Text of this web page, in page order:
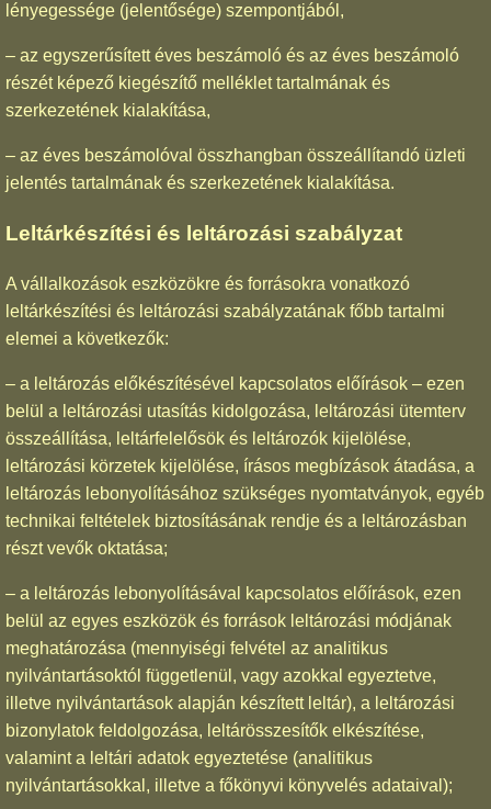
lényegessége (jelentősége) szempontjából,
– az egyszerűsített éves beszámoló és az éves beszámoló
részét képező kiegészítő melléklet tartalmának és
szerkezetének kialakítása,
– az éves beszámolóval összhangban összeállítandó üzleti
jelentés tartalmának és szerkezetének kialakítása.
Leltárkészítési és leltározási szabályzat
A vállalkozások eszközökre és forrásokra vonatkozó
leltárkészítési és leltározási szabályzatának főbb tartalmi
elemei a következők:
– a leltározás előkészítésével kapcsolatos előírások – ezen
belül a leltározási utasítás kidolgozása, leltározási ütemterv
összeállítása, leltárfelelősök és leltározók kijelölése,
leltározási körzetek kijelölése, írásos megbízások átadása, a
leltározás lebonyolításához szükséges nyomtatványok, egyéb
technikai feltételek biztosításának rendje és a leltározásban
részt vevők oktatása;
– a leltározás lebonyolításával kapcsolatos előírások, ezen
belül az egyes eszközök és források leltározási módjának
meghatározása (mennyiségi felvétel az analitikus
nyilvántartásoktól függetlenül, vagy azokkal egyeztetve,
illetve nyilvántartások alapján készített leltár), a leltározási
bizonylatok feldolgozása, leltárösszesítők elkészítése,
valamint a leltári adatok egyeztetése (analitikus
nyilvántartásokkal, illetve a főkönyvi könyvelés adataival);